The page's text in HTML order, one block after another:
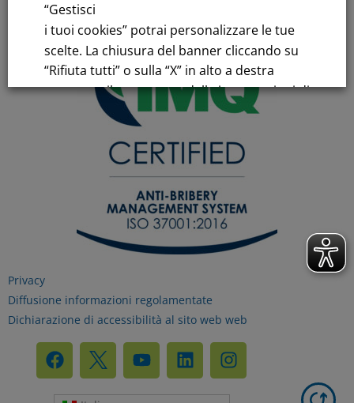
Privacy
Diffusione informazioni regolamentate
Dichiarazione di accessibilità al sito web web
“Gestisci
i tuoi cookies” potrai personalizzare le tue
scelte. La chiusura del banner cliccando su
“Rifiuta tutti” o sulla “X” in alto a destra
comporta il permanere delle impostazioni di
default e la continuazione della navigazione
in assenza di cookie o altri strumenti di
tracciamento diversi da quelli tecnici.
Per maggiori informazioni consulta la
Informativa sui dati personali e cookie
RIFIUTA TUTTI
GESTISCI I TUOI COOKIES